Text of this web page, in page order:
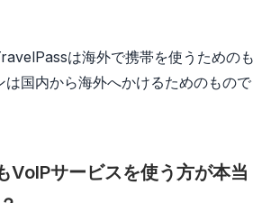
は海外で携帯を使うためのも
は国内から海外へかけるためのもので
VoIPサービスを使う方が本当